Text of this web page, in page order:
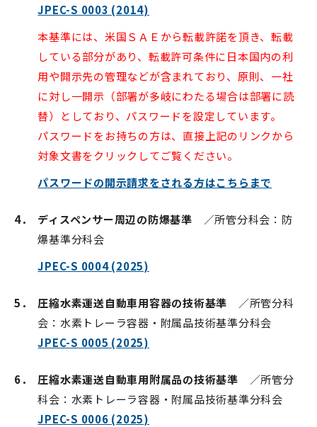
JPEC-S 0003 (2014)
本基準には、米国ＳＡＥから転載許諾を頂き、転載
している部分があり、転載許可条件に日本国内の利
用や開示先の管理などが含まれており、原則、一社
に対し一開示（部署が多岐にわたる場合は部署に読
替）としており、パスワードを設定しています。
パスワードをお持ちの方は、直接上記のリンクから
対象文書をクリックしてご覧ください。
パスワードの開示請求をされる方はこちらまで
4． ディスペンサー周辺の防爆基準 ／所管分科会：防
爆基準分科会
JPEC-S 0004 (2025)
5． 圧縮水素運送自動車用容器の技術基準 ／所管分科
会：水素トレーラ容器・附属品技術基準分科会
JPEC-S 0005 (2025)
6． 圧縮水素運送自動車用附属品の技術基準 ／所管分
科会：水素トレーラ容器・附属品技術基準分科会
JPEC-S 0006 (2025)